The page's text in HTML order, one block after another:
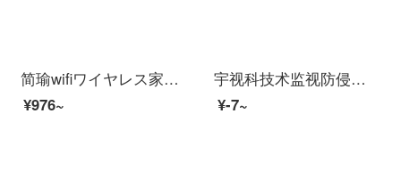
简瑜wifiワイヤレス家庭用リアルタイム防犯カメラ3 MPスーパークリアー版8 G容量（3日間ビデオを保存）
¥976~
宇视科技术监视防侵カメラスツ500万シーター室内外防水HDライトネリングでネット家庭用商用监视装置のセットアップサービス
¥-7~